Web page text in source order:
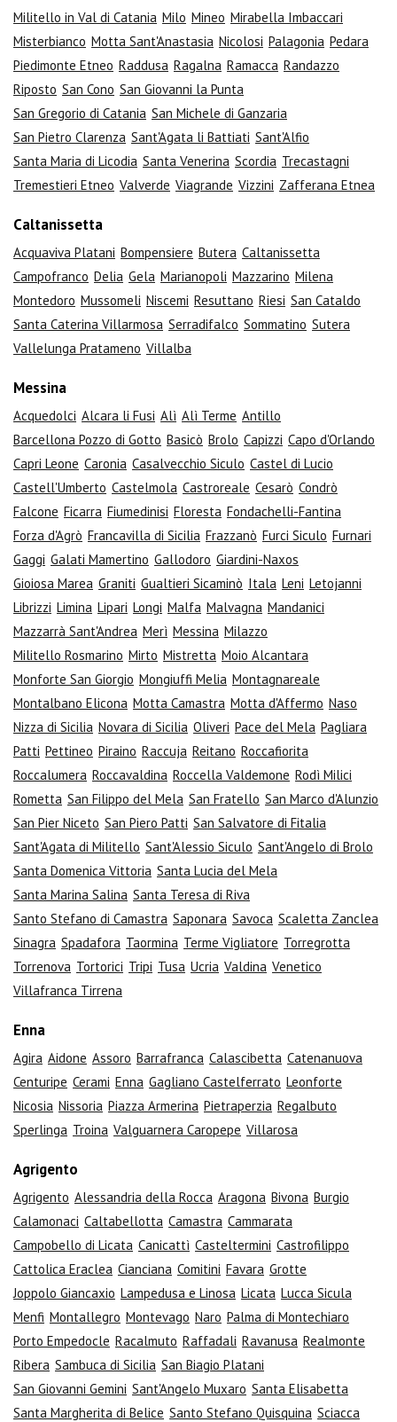
Militello in Val di Catania Milo Mineo Mirabella Imbaccari
Misterbianco Motta Sant'Anastasia Nicolosi Palagonia Pedara
Piedimonte Etneo Raddusa Ragalna Ramacca Randazzo
Riposto San Cono San Giovanni la Punta
San Gregorio di Catania San Michele di Ganzaria
San Pietro Clarenza Sant'Agata li Battiati Sant'Alfio
Santa Maria di Licodia Santa Venerina Scordia Trecastagni
Tremestieri Etneo Valverde Viagrande Vizzini Zafferana Etnea
Caltanissetta
Acquaviva Platani Bompensiere Butera Caltanissetta
Campofranco Delia Gela Marianopoli Mazzarino Milena
Montedoro Mussomeli Niscemi Resuttano Riesi San Cataldo
Santa Caterina Villarmosa Serradifalco Sommatino Sutera
Vallelunga Pratameno Villalba
Messina
Acquedolci Alcara li Fusi Alì Alì Terme Antillo
Barcellona Pozzo di Gotto Basicò Brolo Capizzi Capo d'Orlando
Capri Leone Caronia Casalvecchio Siculo Castel di Lucio
Castell'Umberto Castelmola Castroreale Cesarò Condrò
Falcone Ficarra Fiumedinisi Floresta Fondachelli-Fantina
Forza d'Agrò Francavilla di Sicilia Frazzanò Furci Siculo Furnari
Gaggi Galati Mamertino Gallodoro Giardini-Naxos
Gioiosa Marea Graniti Gualtieri Sicaminò Itala Leni Letojanni
Librizzi Limina Lipari Longi Malfa Malvagna Mandanici
Mazzarrà Sant'Andrea Merì Messina Milazzo
Militello Rosmarino Mirto Mistretta Moio Alcantara
Monforte San Giorgio Mongiuffi Melia Montagnareale
Montalbano Elicona Motta Camastra Motta d'Affermo Naso
Nizza di Sicilia Novara di Sicilia Oliveri Pace del Mela Pagliara
Patti Pettineo Piraino Raccuja Reitano Roccafiorita
Roccalumera Roccavaldina Roccella Valdemone Rodì Milici
Rometta San Filippo del Mela San Fratello San Marco d'Alunzio
San Pier Niceto San Piero Patti San Salvatore di Fitalia
Sant'Agata di Militello Sant'Alessio Siculo Sant'Angelo di Brolo
Santa Domenica Vittoria Santa Lucia del Mela
Santa Marina Salina Santa Teresa di Riva
Santo Stefano di Camastra Saponara Savoca Scaletta Zanclea
Sinagra Spadafora Taormina Terme Vigliatore Torregrotta
Torrenova Tortorici Tripi Tusa Ucria Valdina Venetico
Villafranca Tirrena
Enna
Agira Aidone Assoro Barrafranca Calascibetta Catenanuova
Centuripe Cerami Enna Gagliano Castelferrato Leonforte
Nicosia Nissoria Piazza Armerina Pietraperzia Regalbuto
Sperlinga Troina Valguarnera Caropepe Villarosa
Agrigento
Agrigento Alessandria della Rocca Aragona Bivona Burgio
Calamonaci Caltabellotta Camastra Cammarata
Campobello di Licata Canicattì Casteltermini Castrofilippo
Cattolica Eraclea Cianciana Comitini Favara Grotte
Joppolo Giancaxio Lampedusa e Linosa Licata Lucca Sicula
Menfi Montallegro Montevago Naro Palma di Montechiaro
Porto Empedocle Racalmuto Raffadali Ravanusa Realmonte
Ribera Sambuca di Sicilia San Biagio Platani
San Giovanni Gemini Sant'Angelo Muxaro Santa Elisabetta
Santa Margherita di Belice Santo Stefano Quisquina Sciacca